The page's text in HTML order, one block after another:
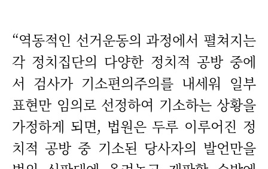
“역동적인 선거운동의 과정에서 펼쳐지는
각 정치집단의 다양한 정치적 공방 중에
서 검사가 기소편의주의를 내세워 일부
표현만 임의로 선정하여 기소하는 상황을
가정하게 되면, 법원은 두루 이루어진 정
치적 공방 중 기소된 당사자의 발언만을